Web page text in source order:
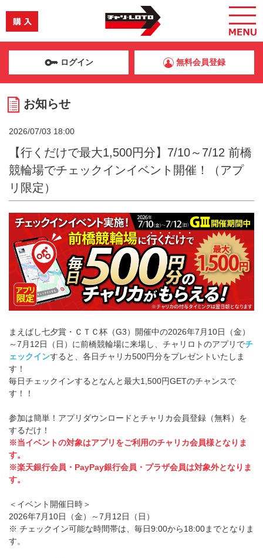
ログイン 無料会員登録
お知らせ
2026/07/03 18:00
【行くだけで最大1,500円分】7/10～7/12 前橋
競輪場でチェックインイベント開催！（アプ
リ限定）
まえばし七夕賞・ＣＴＣ杯（G3）開催中の2026年7月10日（金）
～7月12日（日）に前橋競輪場に来場し、チャリロトのアプリでチ
ェックインすると、各日チャリカ500円分をプレゼントいたしま
す！
毎日チェックインするとなんと最大1,500円GETのチャンスで
す！！
参加は簡単！アプリダウンロードとチャリカ会員登録（無料）を
するだけ！
※当イベントの対象はアプリをご利用のチャリカ会員様となりま
す。
※楽天銀行会員・PayPay銀行会員・プラザ会員は対象外となりま
す。
＜イベント開催日時＞
2026年7月10日（金）～7月12日（日）
※ チェックイン可能な時間帯は、毎日9:00から18:00までとなりま
す。